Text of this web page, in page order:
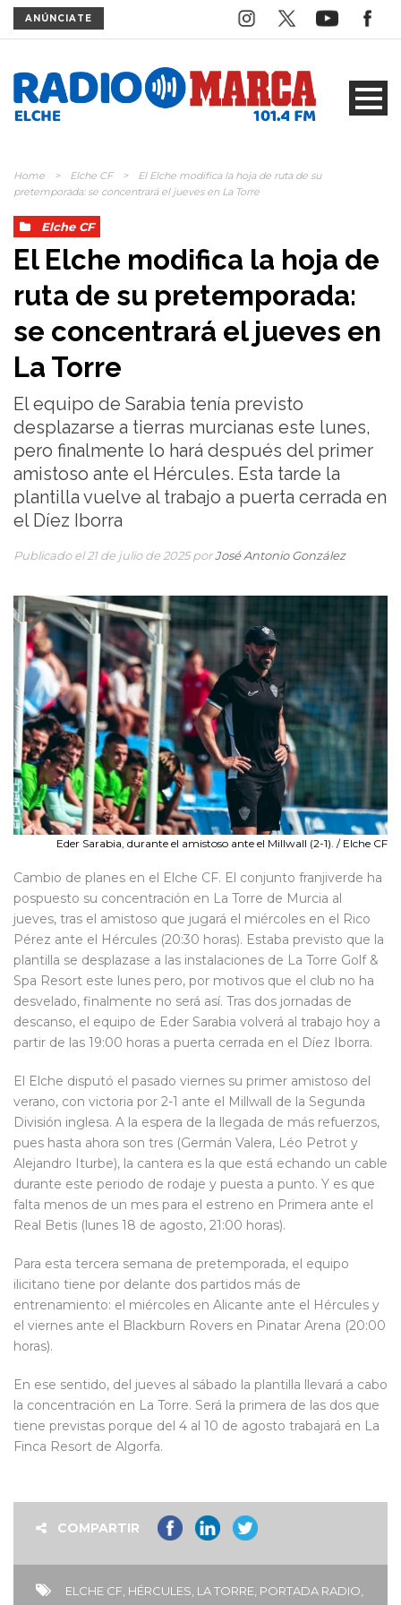
ANÚNCIATE
Home > Elche CF >
El Elche modifica la hoja de ruta de su
pretemporada: se concentrará el jueves en La Torre
Elche CF
El Elche modifica la hoja de
ruta de su pretemporada:
se concentrará el jueves en
La Torre
El equipo de Sarabia tenía previsto
desplazarse a tierras murcianas este lunes,
pero finalmente lo hará después del primer
amistoso ante el Hércules. Esta tarde la
plantilla vuelve al trabajo a puerta cerrada en
el Díez Iborra
Publicado el 21 de julio de 2025 porJosé Antonio González
Eder Sarabia, durante el amistoso ante el Millwall (2-1). / Elche CF
Cambio de planes en el Elche CF. El conjunto franjiverde ha
pospuesto su concentración en La Torre de Murcia al
jueves, tras el amistoso que jugará el miércoles en el Rico
Pérez ante el Hércules (20:30 horas). Estaba previsto que la
plantilla se desplazase a las instalaciones de La Torre Golf &
Spa Resort este lunes pero, por motivos que el club no ha
desvelado, finalmente no será así. Tras dos jornadas de
descanso, el equipo de Eder Sarabia volverá al trabajo hoy a
partir de las 19:00 horas a puerta cerrada en el Díez Iborra.
El Elche disputó el pasado viernes su primer amistoso del
verano, con victoria por 2-1 ante el Millwall de la Segunda
División inglesa. A la espera de la llegada de más refuerzos,
pues hasta ahora son tres (Germán Valera, Léo Petrot y
Alejandro Iturbe), la cantera es la que está echando un cable
durante este periodo de rodaje y puesta a punto. Y es que
falta menos de un mes para el estreno en Primera ante el
Real Betis (lunes 18 de agosto, 21:00 horas).
Para esta tercera semana de pretemporada, el equipo
ilicitano tiene por delante dos partidos más de
entrenamiento: el miércoles en Alicante ante el Hércules y
el viernes ante el Blackburn Rovers en Pinatar Arena (20:00
horas).
En ese sentido, del jueves al sábado la plantilla llevará a cabo
la concentración en La Torre. Será la primera de las dos que
tiene previstas porque del 4 al 10 de agosto trabajará en La
Finca Resort de Algorfa.
COMPARTIR
ELCHE CF, HÉRCULES, LA TORRE, PORTADA RADIO,